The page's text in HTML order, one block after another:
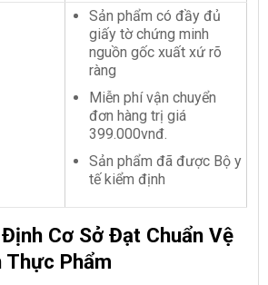
Sản phẩm có đầy đủ
giấy tờ chứng minh
nguồn gốc xuất xứ rõ
ràng
Miễn phí vận chuyển
đơn hàng trị giá
399.000vnđ.
Sản phẩm đã được Bộ y
tế kiểm định
Cơ Sở Đạt Chuẩn Vệ
Thực Phẩm